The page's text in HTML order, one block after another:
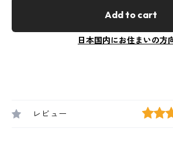
Add to cart
日本国内にお住まいの方
レビュー